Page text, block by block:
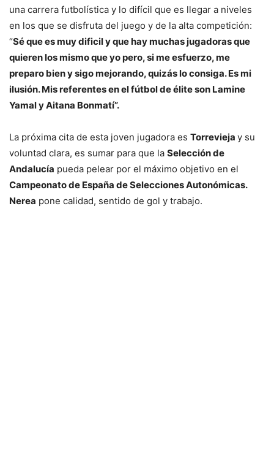
una carrera futbolística y lo difícil que es llegar a niveles
en los que se disfruta del juego y de la alta competición:
“Sé que es muy dificil y que hay muchas jugadoras que
quieren los mismo que yo pero, si me esfuerzo, me
preparo bien y sigo mejorando, quizás lo consiga. Es mi
ilusión. Mis referentes en el fútbol de élite son Lamine
Yamal y Aitana Bonmatí”.
La próxima cita de esta joven jugadora es Torrevieja y su
voluntad clara, es sumar para que la Selección de
Andalucía pueda pelear por el máximo objetivo en el
Campeonato de España de Selecciones Autonómicas.
Nerea pone calidad, sentido de gol y trabajo.